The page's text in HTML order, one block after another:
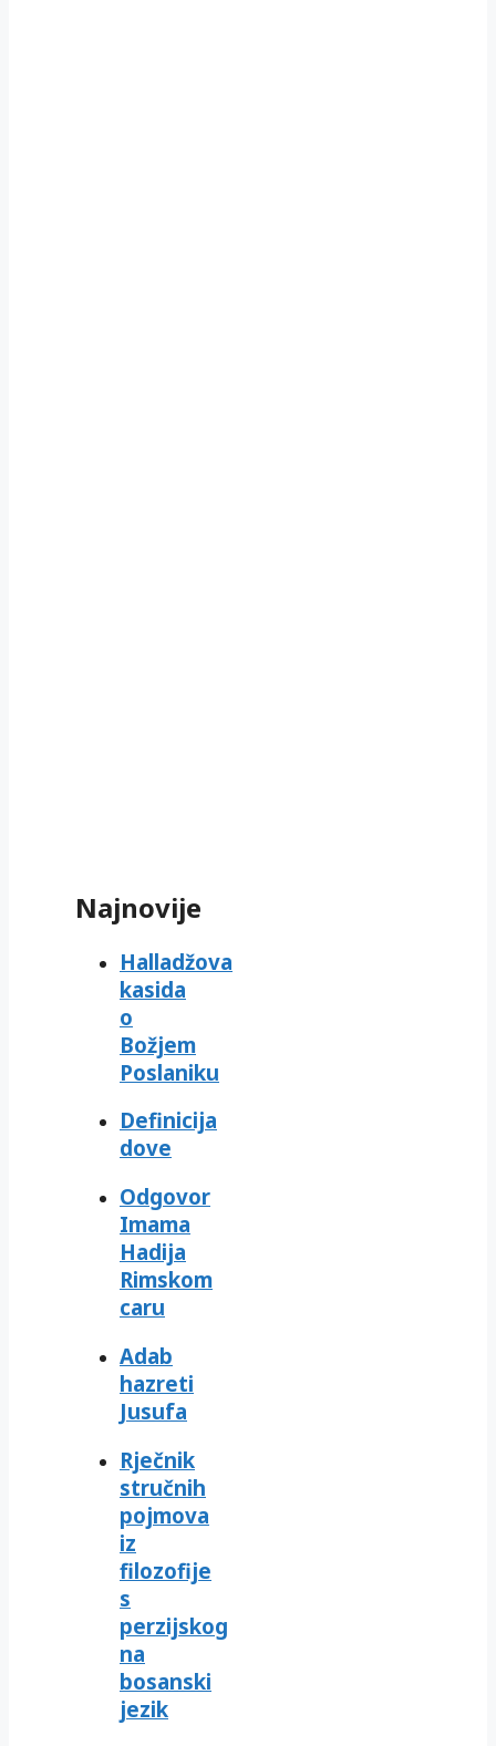
Najnovije
Halladžova
kasida
o
Božjem
Poslaniku
Definicija
dove
Odgovor
Imama
Hadija
Rimskom
caru
Adab
hazreti
Jusufa
Rječnik
stručnih
pojmova
iz
filozofije
s
perzijskog
na
bosanski
jezik